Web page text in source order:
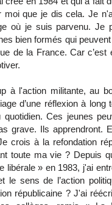
moi que je dis cela. Je
où je suis parvenu. Je
bien formés qui
de la France. Car c’est
à l'action militante, au
d’une réflexion à
quotidien. Ces jeunes
grave. Ils apprendront.
crois à la refondation
toute ma vie ? Depuis
libérale » en 1983, j'ai
le sens de l’action
républicaine ? J'ai